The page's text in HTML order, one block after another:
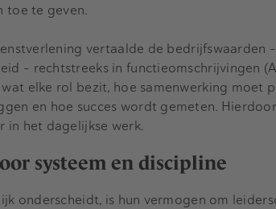
toe te geven.
vertaalde de bedrijfswaarden
– rechtstreeks in functieomschrijvingen
elke rol bezit, hoe samenwerking moet
en hoe succes wordt gemeten.
in het dagelijkse werk.
systeem en discipline
onderscheidt, is hun vermogen om